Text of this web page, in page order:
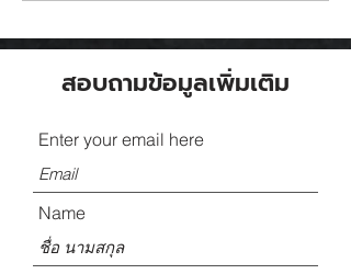
สอบถามข้อมูลเพิ่มเติม
Enter your email here
Name